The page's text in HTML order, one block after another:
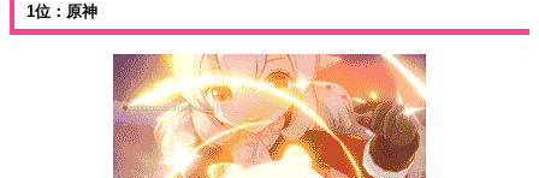
1位：原神